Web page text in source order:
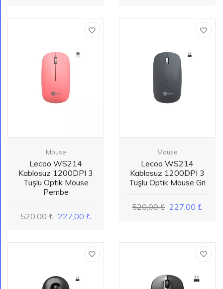
Mouse
Lecoo WS214
Kablosuz 1200DPI 3
Tuşlu Optik Mouse
Pembe
520,00 ₺ 227,00 ₺
Mouse
Lecoo WS214
Kablosuz 1200DPI 3
Tuşlu Optik Mouse Gri
520,00 ₺ 227,00 ₺